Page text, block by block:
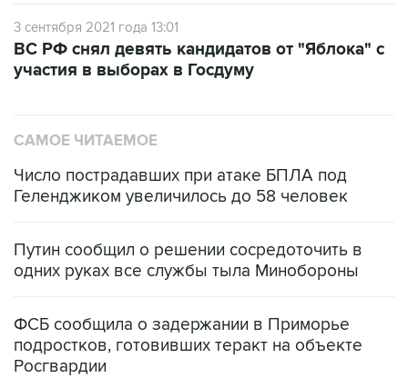
3 сентября 2021 года 13:01
ВС РФ снял девять кандидатов от "Яблока" с
участия в выборах в Госдуму
САМОЕ ЧИТАЕМОЕ
Число пострадавших при атаке БПЛА под
Геленджиком увеличилось до 58 человек
Путин сообщил о решении сосредоточить в
одних руках все службы тыла Минобороны
ФСБ сообщила о задержании в Приморье
подростков, готовивших теракт на объекте
Росгвардии